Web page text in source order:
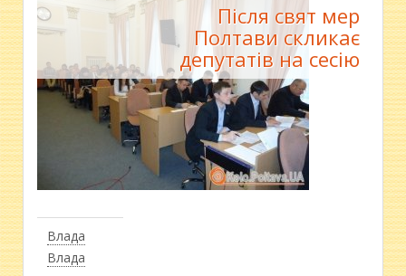
Влада
Влада
Після свят мер
Полтави скликає
депутатів на сесію